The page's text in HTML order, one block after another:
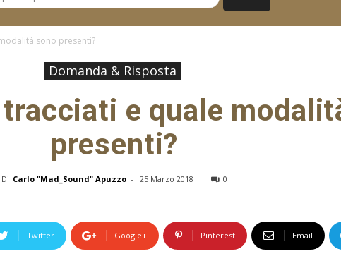
sono presenti?
Domanda & Risposta
e quale
presenti?
Di Carlo "Mad_Sound" Apuzzo - 25 Marzo 2018 0
Twitter Google+ Pinterest Email